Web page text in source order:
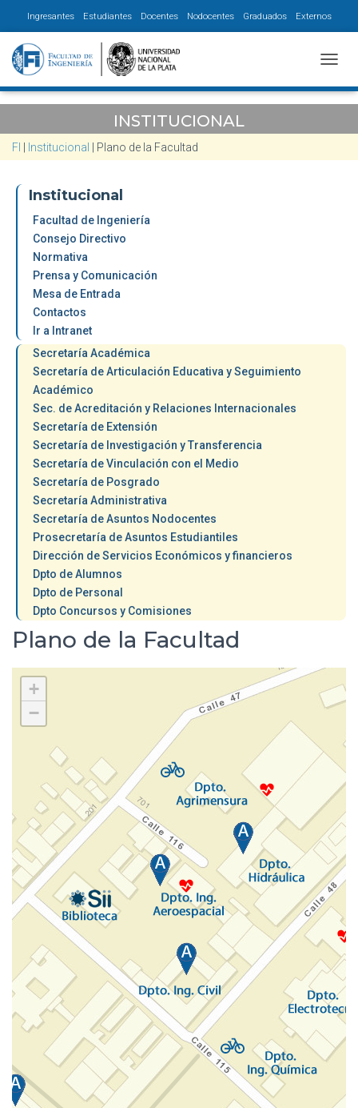
Ingresantes Estudiantes Docentes Nodocentes Graduados Externos
INSTITUCIONAL
FI Institucional Plano de la Facultad
Institucional
Facultad de Ingeniería
Consejo Directivo
Normativa
Prensa y Comunicación
Mesa de Entrada
Contactos
Ir a Intranet
Secretaría Académica
Secretaría de Articulación Educativa y Seguimiento
Académico
Sec. de Acreditación y Relaciones Internacionales
Secretaría de Extensión
Secretaría de Investigación y Transferencia
Secretaría de Vinculación con el Medio
Secretaría de Posgrado
Secretaría Administrativa
Secretaría de Asuntos Nodocentes
Prosecretaría de Asuntos Estudiantiles
Dirección de Servicios Económicos y financieros
Dpto de Alumnos
Dpto de Personal
Dpto Concursos y Comisiones
Plano de la Facultad
+
−